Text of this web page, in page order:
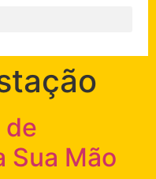
de
Sua Mão